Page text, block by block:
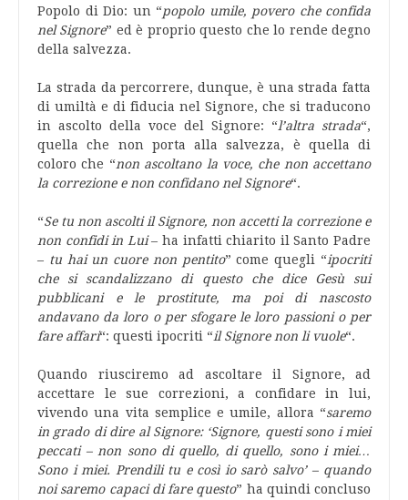
Popolo di Dio: un “popolo umile, povero che confida
nel Signore” ed è proprio questo che lo rende degno
della salvezza.
La strada da percorrere, dunque, è una strada fatta
di umiltà e di fiducia nel Signore, che si traducono
in ascolto della voce del Signore: “l’altra strada“,
quella che non porta alla salvezza, è quella di
coloro che “non ascoltano la voce, che non accettano
la correzione e non confidano nel Signore“.
“Se tu non ascolti il Signore, non accetti la correzione e
non confidi in Lui– ha infatti chiarito il Santo Padre
– tu hai un cuore non pentito” come quegli “ipocriti
che si scandalizzano di questo che dice Gesù sui
pubblicani e le prostitute, ma poi di nascosto
andavano da loro o per sfogare le loro passioni o per
fare affari“: questi ipocriti “il Signore non li vuole“.
Quando riusciremo ad ascoltare il Signore, ad
accettare le sue correzioni, a confidare in lui,
vivendo una vita semplice e umile, allora “saremo
in grado di dire al Signore: ‘Signore, questi sono i miei
peccati – non sono di quello, di quello, sono i miei…
Sono i miei. Prendili tu e così io sarò salvo’ – quando
noi saremo capaci di fare questo” ha quindi concluso